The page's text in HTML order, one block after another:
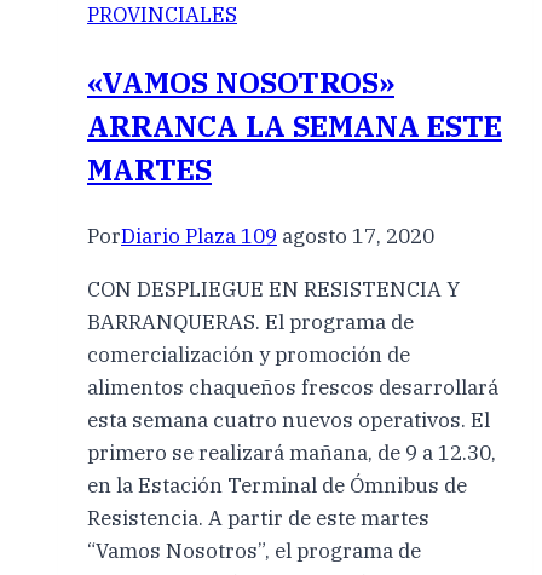
PROVINCIALES
«VAMOS NOSOTROS»
ARRANCA LA SEMANA ESTE
MARTES
PorDiario Plaza 109 agosto 17, 2020
CON DESPLIEGUE EN RESISTENCIA Y
BARRANQUERAS. El programa de
comercialización y promoción de
alimentos chaqueños frescos desarrollará
esta semana cuatro nuevos operativos. El
primero se realizará mañana, de 9 a 12.30,
en la Estación Terminal de Ómnibus de
Resistencia. A partir de este martes
“Vamos Nosotros”, el programa de